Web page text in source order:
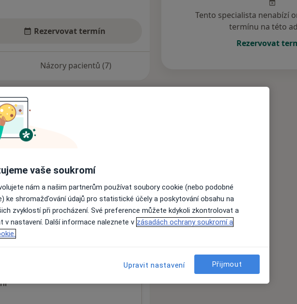
Rezervovat termín
Názory pacientů (7)
nejsou k dispozici
informace o svých službách.
Tento specialista nenabízí
termínu na této
Rezervovat
vaše soukromí
nám a našim partnerům používat soubory cookie (nebo podobné
ke shromažďování údajů pro statistické účely a poskytování obsahu na
zvyklostí při procházení. Své preference můžete kdykoli zkontrolovat a
v nastavení. Další informace naleznete v zásadách ochrany soukromí a
Upravit nastavení Přijmout